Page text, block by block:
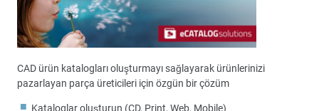
CAD ürün katalogları oluşturmayı sağlayarak ürünlerinizi
pazarlayan parça üreticileri için özgün bir çözüm
Kataloglar oluşturun (CD, Print, Web, Mobile)